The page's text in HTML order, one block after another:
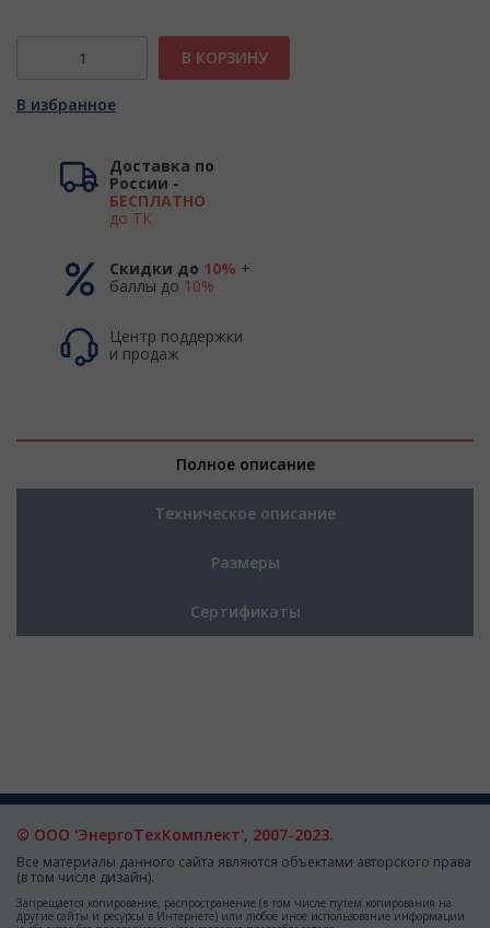
В КОРЗИНУ
В избранное
Доставка по
России -
БЕСПЛАТНО
до ТК
Скидки до 10% +
баллы до 10%
Центр поддержки
и продаж
Полное описание
Техническое описание
Размеры
Сертификаты
© ООО 'ЭнергоТехКомплект', 2007-2023.
Все материалы данного сайта являются объектами авторского права
(в том числе дизайн).
Запрещается копирование, распространение (в том числе путем копирования на
другие сайты и ресурсы в Интернете) или любое иное использование информации